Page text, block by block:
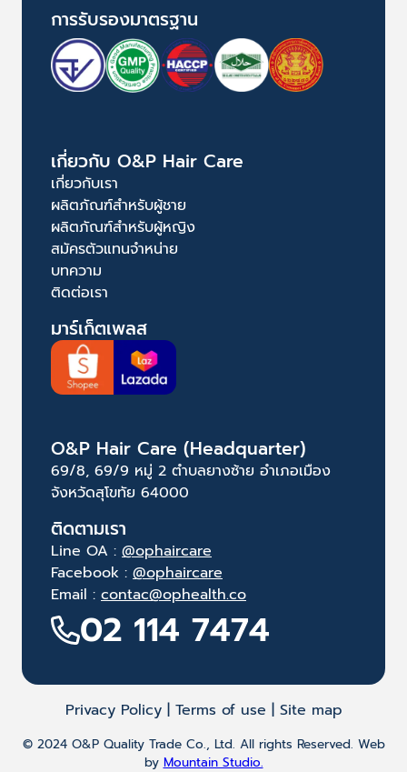
การรับรองมาตรฐาน
เกี่ยวกับ O&P Hair Care
เกี่ยวกับเรา
ผลิตภัณฑ์สำหรับผู้ชาย
ผลิตภัณฑ์สำหรับผู้หญิง
สมัครตัวแทนจำหน่าย
บทความ
ติดต่อเรา
มาร์เก็ตเพลส
O&P Hair Care (Headquarter)
69/8, 69/9 หมู่ 2 ตำบลยางซ้าย อำเภอเมือง
จังหวัดสุโขทัย 64000
ติดตามเรา
Line OA : @ophaircare
Facebook : @ophaircare
Email : contac@ophealth.co
02 114 7474
Privacy Policy | Terms of use | Site map
© 2024 O&P Quality Trade Co., Ltd. All rights Reserved. Web
by Mountain Studio.